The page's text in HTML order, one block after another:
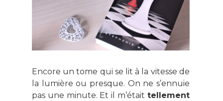
Encore un tome qui se lit à la vitesse de
la lumière ou presque. On ne s’ennuie
pas une minute. Et il m’était tellement